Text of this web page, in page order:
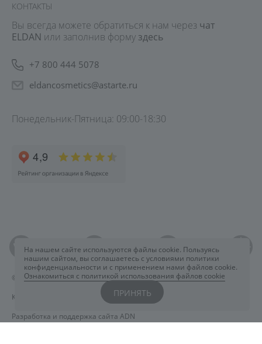
На нашем сайте используются файлы cookie. Пользуясь
нашим сайтом, вы соглашаетесь с условиями политики
конфиденциальности и с применением нами файлов cookie.
Ознакомиться с политикой использования файлов cookie
ПРИНЯТЬ
КОНТАКТЫ
Вы всегда можете обратиться к нам через чат
ELDAN или заполнив форму здесь
+7 800 444 5078
eldancosmetics@astarte.ru
Понедельник-Пятница: 09:00-18:30
©2026 ELDAN Cosmetics
Карта сайта
Разработка и поддержка сайта ADN